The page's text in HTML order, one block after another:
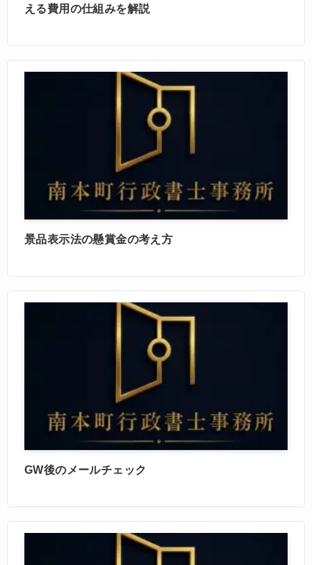
える費用の仕組みを解説
景品表示法の懸賞金の考え方
GW後のメールチェック